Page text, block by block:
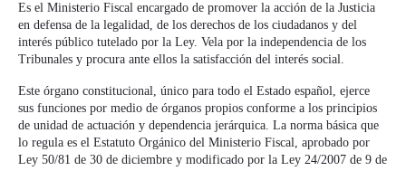
Es el Ministerio Fiscal encargado de promover la acción de la Justicia
en defensa de la legalidad, de los derechos de los ciudadanos y del
interés público tutelado por la Ley. Vela por la independencia de los
Tribunales y procura ante ellos la satisfacción del interés social.
Este órgano constitucional, único para todo el Estado español, ejerce
sus funciones por medio de órganos propios conforme a los principios
de unidad de actuación y dependencia jerárquica. La norma básica que
lo regula es el Estatuto Orgánico del Ministerio Fiscal, aprobado por
Ley 50/81 de 30 de diciembre y modificado por la Ley 24/2007 de 9 de